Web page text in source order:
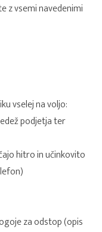
z vsemi navedenimi
vselej na voljo:
podjetja ter
hitro in učinkovito
za odstop (opis